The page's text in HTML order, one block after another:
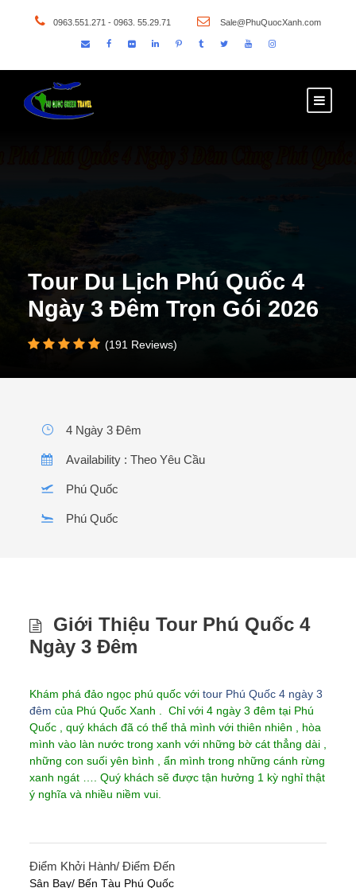
0963.551.271 - 0963. 55.29.71 Sale@PhuQuocXanh.com
Tour Du Lịch Phú Quốc 4
Ngày 3 Đêm Trọn Gói 2026
(191 Reviews)
4 Ngày 3 Đêm
Availability : Theo Yêu Cầu
Phú Quốc
Phú Quốc
Giới Thiệu Tour Phú Quốc 4
Ngày 3 Đêm
Khám phá đảo ngọc phú quốc với tour Phú Quốc 4 ngày 3
đêm của Phú Quốc Xanh . Chỉ với 4 ngày 3 đêm tại Phú
Quốc , quý khách đã có thể thả mình với thiên nhiên , hòa
mình vào làn nước trong xanh với những bờ cát thẳng dài ,
những con suối yên bình , ẩn mình trong những cánh rừng
xanh ngát …. Quý khách sẽ được tận hưởng 1 kỳ nghỉ thật
ý nghĩa và nhiều niềm vui.
Điểm Khởi Hành/ Điểm Đến
Sân Bay/ Bến Tàu Phú Quốc